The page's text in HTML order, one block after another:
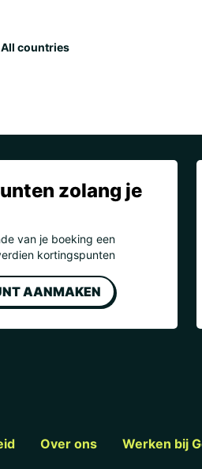
All countries
zolang je
van je boeking een
kortingspunten
AANMAKEN
Over ons Werken bij